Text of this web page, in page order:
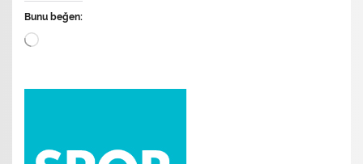
Bunu beğen:
Yükleniyor...